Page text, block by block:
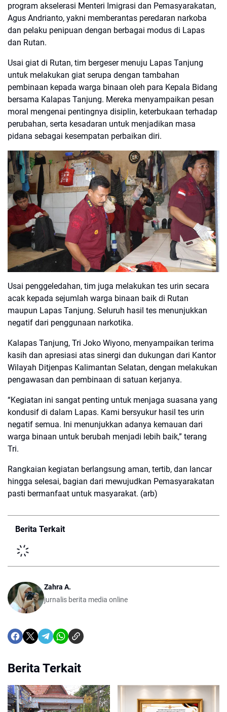
program akselerasi Menteri Imigrasi dan Pemasyarakatan,
Agus Andrianto, yakni memberantas peredaran narkoba
dan pelaku penipuan dengan berbagai modus di Lapas
dan Rutan.
Usai giat di Rutan, tim bergeser menuju Lapas Tanjung
untuk melakukan giat serupa dengan tambahan
pembinaan kepada warga binaan oleh para Kepala Bidang
bersama Kalapas Tanjung. Mereka menyampaikan pesan
moral mengenai pentingnya disiplin, keterbukaan terhadap
perubahan, serta kesadaran untuk menjadikan masa
pidana sebagai kesempatan perbaikan diri.
Usai penggeledahan, tim juga melakukan tes urin secara
acak kepada sejumlah warga binaan baik di Rutan
maupun Lapas Tanjung. Seluruh hasil tes menunjukkan
negatif dari penggunaan narkotika.
Kalapas Tanjung, Tri Joko Wiyono, menyampaikan terima
kasih dan apresiasi atas sinergi dan dukungan dari Kantor
Wilayah Ditjenpas Kalimantan Selatan, dengan melakukan
pengawasan dan pembinaan di satuan kerjanya.
“Kegiatan ini sangat penting untuk menjaga suasana yang
kondusif di dalam Lapas. Kami bersyukur hasil tes urin
negatif semua. Ini menunjukkan adanya kemauan dari
warga binaan untuk berubah menjadi lebih baik,” terang
Tri.
Rangkaian kegiatan berlangsung aman, tertib, dan lancar
hingga selesai, bagian dari mewujudkan Pemasyarakatan
pasti bermanfaat untuk masyarakat. (arb)
Berita Terkait
Zahra A.
jurnalis berita media online
Berita Terkait